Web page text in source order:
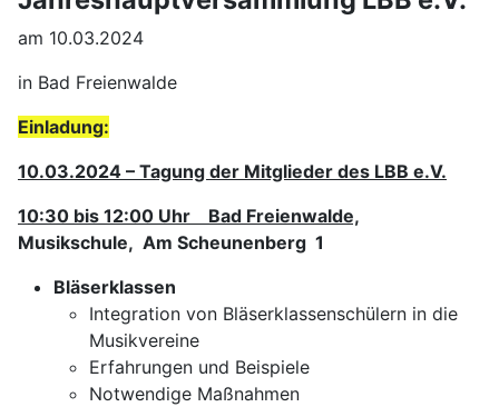
am 10.03.2024
in Bad Freienwalde
Einladung:
10.03.2024 – Tagung der Mitglieder des LBB e.V.
10:30 bis 12:00 Uhr Bad Freienwalde,
Musikschule, Am Scheunenberg 1
Bläserklassen
Integration von Bläserklassenschülern in die
Musikvereine
Erfahrungen und Beispiele
Notwendige Maßnahmen